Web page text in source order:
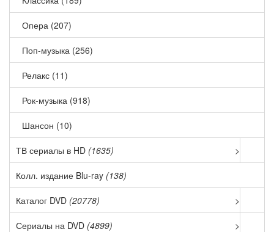
Опера (207)
Поп-музыка (256)
Релакс (11)
Рок-музыка (918)
Шансон (10)
ТВ сериалы в HD (1635) >
Колл. издание Blu-ray (138)
Каталог DVD (20778) >
Сериалы на DVD (4899) >